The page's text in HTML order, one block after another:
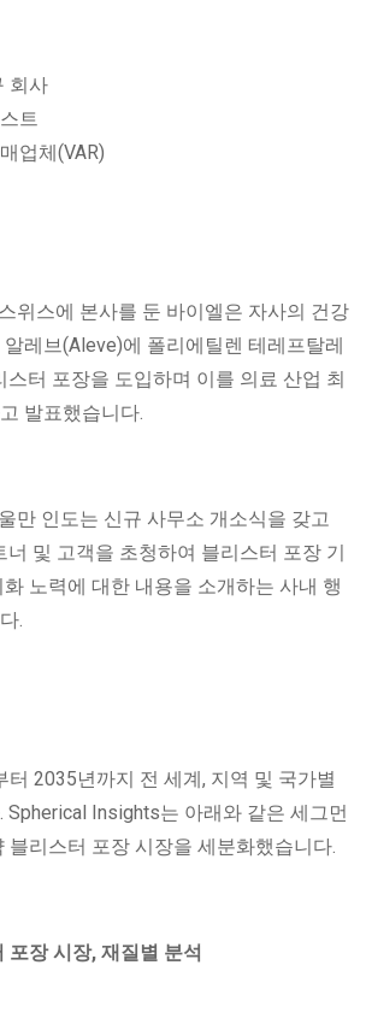
회사
트
업체(VAR)
스위스에 본사를 둔 바이엘은 자사의 건강
레브(Aleve)에 폴리에틸렌 테레프탈레
스터 포장을 도입하며 이를 의료 산업 최
발표했습니다.
울만 인도는 신규 사무소 개소식을 갖고
너 및 고객을 초청하여 블리스터 포장 기
노력에 대한 내용을 소개하는 사내 행
.
터 2035년까지 전 세계, 지역 및 국가별
Spherical Insights는 아래와 같은 세그먼
블리스터 포장 시장을 세분화했습니다.
포장 시장, 재질별 분석